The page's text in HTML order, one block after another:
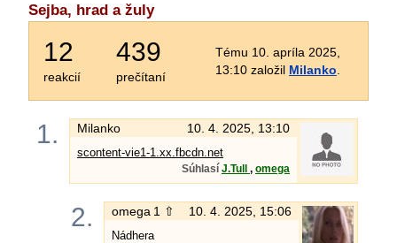
Sejba, hrad a žuly
12
reakcií
439
prečítaní
Tému 10. apríla 2025,
13:10 založil Milanko
1. Milanko 10. 4. 2025, 13:10
scontent-vie1-1.xx.fbcdn.net
Súhlasí J.Tull , omega
2. omega 1 ⇧ 10. 4. 2025, 15:06
Nádhera